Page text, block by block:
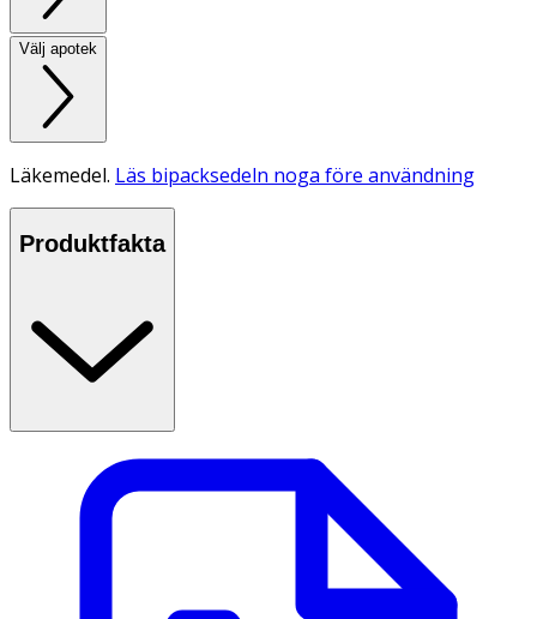
Välj apotek
Läkemedel. Läs bipacksedeln noga före användning
Produktfakta